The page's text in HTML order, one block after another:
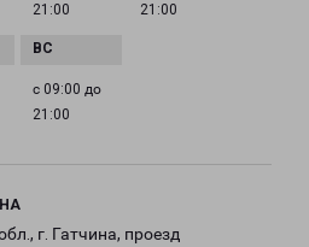
21:00
21:00
с 09:00 до
21:00
г. Гатчина, проезд